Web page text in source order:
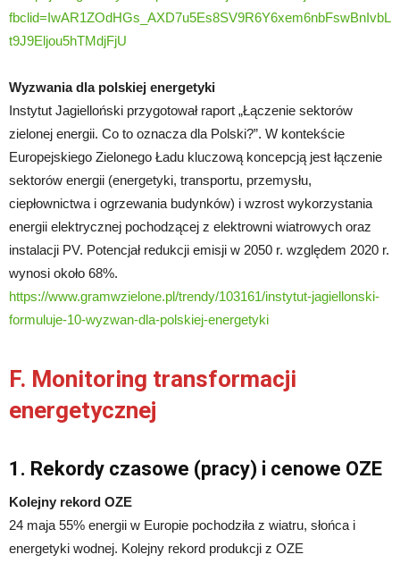
fbclid=IwAR1ZOdHGs_AXD7u5Es8SV9R6Y6xem6nbFswBnIvbL
t9J9Eljou5hTMdjFjU
Wyzwania dla polskiej energetyki
Instytut Jagielloński przygotował raport „Łączenie sektorów
zielonej energii. Co to oznacza dla Polski?”. W kontekście
Europejskiego Zielonego Ładu kluczową koncepcją jest łączenie
sektorów energii (energetyki, transportu, przemysłu,
ciepłownictwa i ogrzewania budynków) i wzrost wykorzystania
energii elektrycznej pochodzącej z elektrowni wiatrowych oraz
instalacji PV. Potencjał redukcji emisji w 2050 r. względem 2020 r.
wynosi około 68%.
https://www.gramwzielone.pl/trendy/103161/instytut-jagiellonski-
formuluje-10-wyzwan-dla-polskiej-energetyki
F. Monitoring transformacji
energetycznej
1. Rekordy czasowe (pracy) i cenowe OZE
Kolejny rekord OZE
24 maja 55% energii w Europie pochodziła z wiatru, słońca i
energetyki wodnej. Kolejny rekord produkcji z OZE